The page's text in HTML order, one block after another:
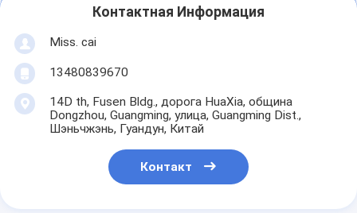
Контактная Информация
Miss. cai
13480839670
14D th, Fusen Bldg., дорога HuaXia, община
Dongzhou, Guangming, улица, Guangming Dist.,
Шэньчжэнь, Гуандун, Китай
Контакт